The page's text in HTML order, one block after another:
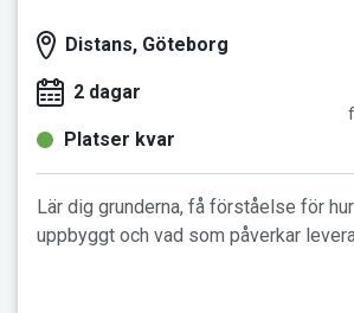
Distans, Göteborg
2 dagar
Platser kvar
Lär dig grunderna, få förståelse för
uppbyggt och vad som påverkar